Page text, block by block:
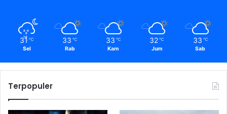
31 ℃
Sel
33 ℃
Rab
33 ℃
Kam
32 ℃
Jum
33 ℃
Sab
Terpopuler